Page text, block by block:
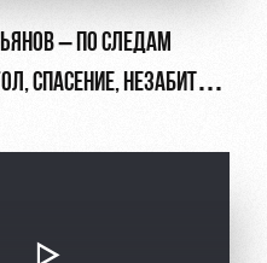
– ПО СЛЕДАМ
СПАСЕНИЕ, НЕЗАБИТЫЙ